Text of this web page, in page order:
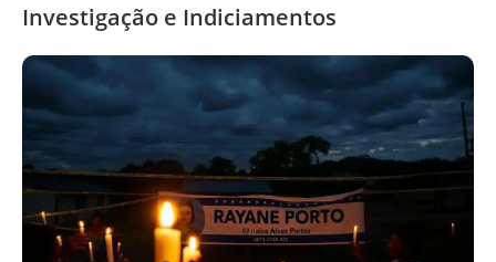
Investigação e Indiciamentos